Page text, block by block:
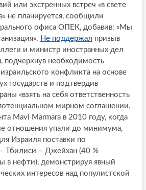
или экстренных встреч «в свете
не планируется, сообщили
офиса ОПЕК, добавив: «Мы
Не поддержал призыв
и министр иностранных дел
подчеркнув необходимость
конфликта на основе
государств и подтвердив
«взять на себя ответственность
мирном соглашении.
Mavi Marmara в 2010 году, когда
отношения упали до минимума,
Израиля поставки по
Тбилиси – Джейхан (40 %
в нефти), демонстрируя явный
интересов над популистской